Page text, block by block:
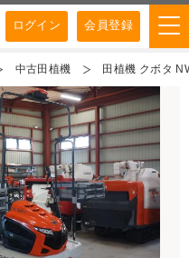
ログイン 会員登録
中古田植機 田植機 クボタ